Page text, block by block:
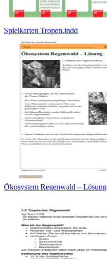
Spielkarten Tropen.indd
Ökosystem Regenwald – Lösung